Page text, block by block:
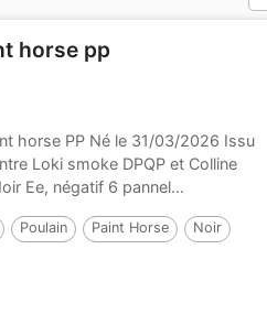
horse pp
horse PP Né le 31/03/2026 Issu
Loki smoke DPQP et Colline
Ee, négatif 6 pannel...
Poulain Paint Horse Noir